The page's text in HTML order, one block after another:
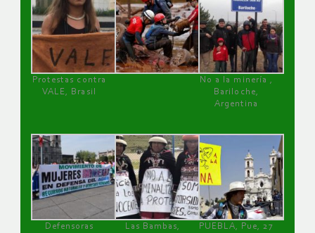
Protestas contra
VALE, Brasil
No a la minería ,
Bariloche,
Argentina
Defensoras
Las Bambas,
PUEBLA, Pue, 27